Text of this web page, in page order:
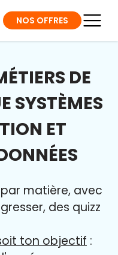
NOS OFFRES
DE
SYSTÈMES
ET
matière, avec
des quizz
ton objectif :